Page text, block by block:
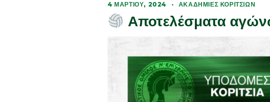
4 ΜΑΡΤΊΟΥ, 2024 · ΑΚΑΔΗΜΊΕΣ ΚΟΡΙΤΣΙΏΝ
Αποτελέσματα